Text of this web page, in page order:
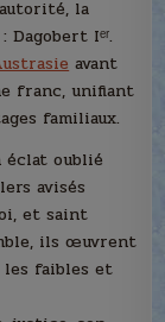
la
Iᵉʳ.
avant
franc, unifiant
familiaux.
éclat oublié
avisés
et saint
ils œuvrent
faibles et